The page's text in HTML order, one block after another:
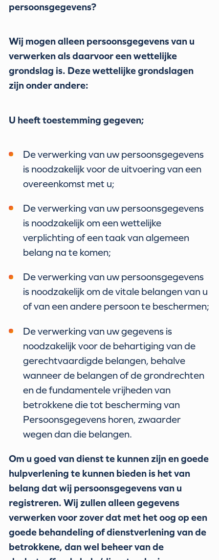
persoonsgegevens?
Wij mogen alleen persoonsgegevens van u
verwerken als daarvoor een wettelijke
grondslag is. Deze wettelijke grondslagen
zijn onder andere:
U heeft toestemming gegeven;
De verwerking van uw persoonsgegevens
is noodzakelijk voor de uitvoering van een
overeenkomst met u;
De verwerking van uw persoonsgegevens
is noodzakelijk om een wettelijke
verplichting of een taak van algemeen
belang na te komen;
De verwerking van uw persoonsgegevens
is noodzakelijk om de vitale belangen van u
of van een andere persoon te beschermen;
De verwerking van uw gegevens is
noodzakelijk voor de behartiging van de
gerechtvaardigde belangen, behalve
wanneer de belangen of de grondrechten
en de fundamentele vrijheden van
betrokkene die tot bescherming van
Persoonsgegevens horen, zwaarder
wegen dan die belangen.
Om u goed van dienst te kunnen zijn en goede
hulpverlening te kunnen bieden is het van
belang dat wij persoonsgegevens van u
registreren. Wij zullen alleen gegevens
verwerken voor zover dat met het oog op een
goede behandeling of dienstverlening van de
betrokkene, dan wel beheer van de